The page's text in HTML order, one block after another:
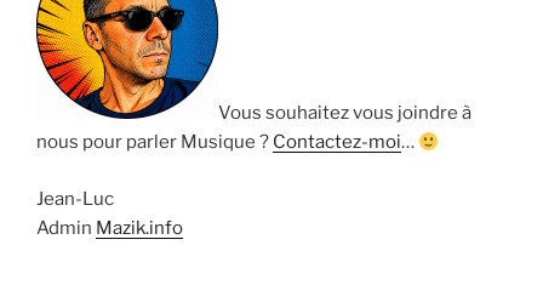
Vous souhaitez vous joindre à
nous pour parler Musique ? Contactez-moi…
Jean-Luc
Admin Mazik.info